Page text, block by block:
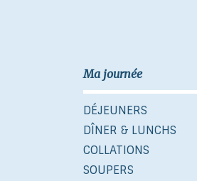
Ma journée
DÉJEUNERS
DÎNER & LUNCHS
COLLATIONS
SOUPERS